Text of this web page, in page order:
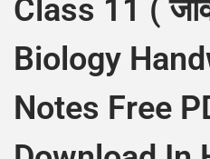
Class 11 ( जीव
Biology
Notes Free